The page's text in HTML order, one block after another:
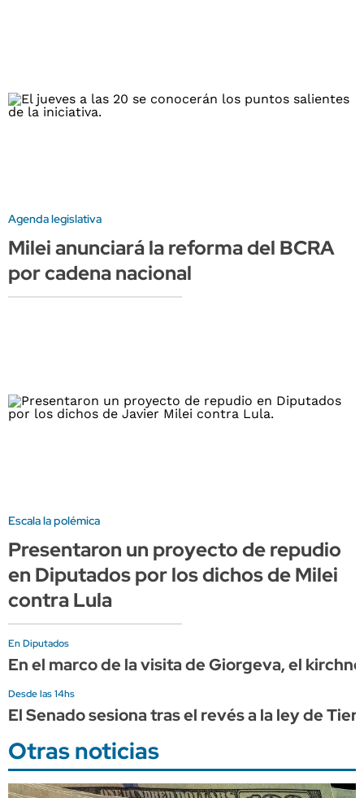
Agenda legislativa
Milei anunciará la reforma del BCRA
por cadena nacional
Escala la polémica
Presentaron un proyecto de repudio
en Diputados por los dichos de Milei
contra Lula
En Diputados
En el marco de la visita de Giorgeva, el
Desde las 14hs
El Senado sesiona tras el revés a la ley de
Otras noticias